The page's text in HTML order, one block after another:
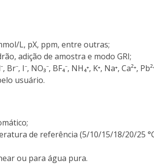
L, pX, ppm, entre outras;
adição de amostra e modo GRI;
I⁻, NO₃⁻, BF₄⁻, NH₄⁺, K⁺, Na⁺, Ca²⁺,
usuário.
de referência (5/10/15/18/20/25
ou para água pura.